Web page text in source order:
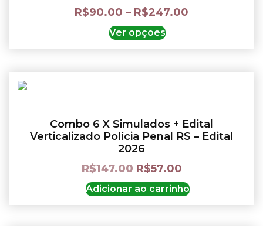
R$90.00 – R$247.00
Ver opções
Combo 6 X Simulados + Edital
Verticalizado Polícia Penal RS – Edital
2026
R$147.00 R$57.00
Adicionar ao carrinho